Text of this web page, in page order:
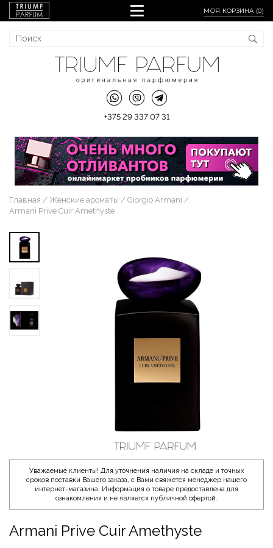
МОЯ КОРЗИНА (0)
+375 29 337 07 31
Главная Женские ароматы
Giorgio Armani
Armani Prive Cuir Amethyste
Уважаемые клиенты! Для уточнения наличия на складе и точных
сроков поставки Вашего заказа, с Вами свяжется менеджер нашего
интернет-магазина. Информация о товаре предоставлена для
ознакомления и не является публичной офертой.
Armani Prive Cuir Amethyste